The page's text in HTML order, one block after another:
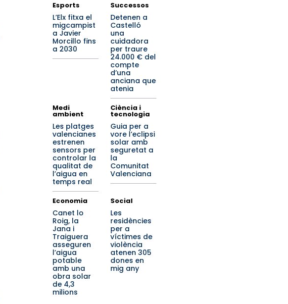
Esports
L’Elx fitxa el
migcampist
a Javier
Morcillo fins
a 2030
Successos
Detenen a
Castelló
una
cuidadora
per traure
24.000 € del
compte
d’una
anciana que
atenia
Medi
ambient
Les platges
valencianes
estrenen
sensors per
controlar la
qualitat de
l’aigua en
temps real
Ciència i
tecnologia
Guia per a
vore l’eclipsi
solar amb
seguretat a
la
Comunitat
Valenciana
Economia
Canet lo
Roig, la
Jana i
Traiguera
asseguren
l’aigua
potable
amb una
obra solar
de 4,3
milions
Social
Les
residències
per a
víctimes de
violència
atenen 305
dones en
mig any